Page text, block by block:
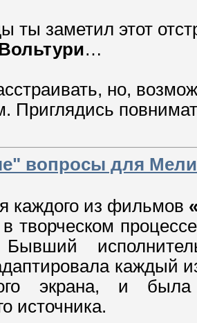
ты заметил этот
…
но,
Приглядись
вопросы для
каждого из фильмов
творческом
каждый
экрана, и была
источника.